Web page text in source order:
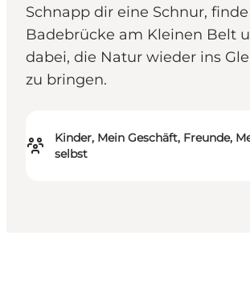
Schnapp dir eine Schnur,
Badebrücke am Kleinen Belt
dabei, die Natur wieder ins
zu bringen.
Kinder, Mein Geschäft, Freunde,
selbst